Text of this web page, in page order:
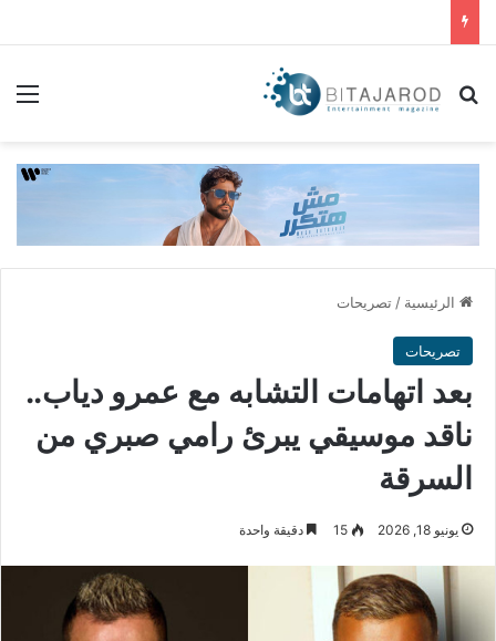
بحث عن
الرئيسية / تصريحات
تصريحات
بعد اتهامات التشابه مع عمرو دياب..
ناقد موسيقي يبرئ رامي صبري من
السرقة
يونيو 18, 2026 15 دقيقة واحدة